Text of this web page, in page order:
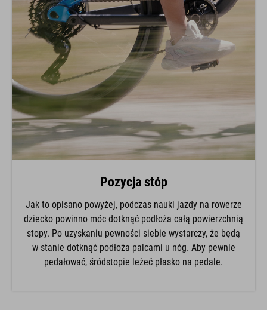
Pozycja stóp
Jak to opisano powyżej, podczas nauki jazdy na rowerze
dziecko powinno móc dotknąć podłoża całą powierzchnią
stopy. Po uzyskaniu pewności siebie wystarczy, że będą
w stanie dotknąć podłoża palcami u nóg. Aby pewnie
pedałować, śródstopie leżeć płasko na pedale.